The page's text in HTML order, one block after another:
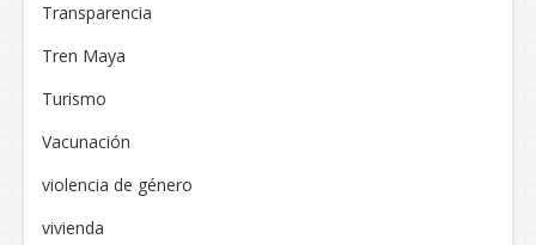
Transparencia
Tren Maya
Turismo
Vacunación
violencia de género
vivienda